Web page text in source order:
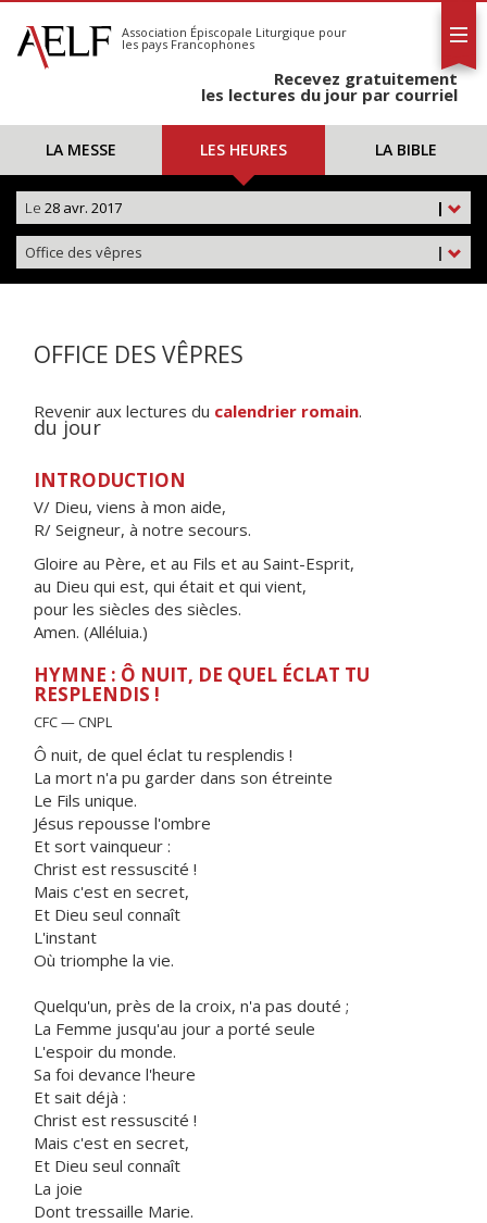
S'abonner
Calendrier
Association Épiscopale Liturgique pour
les pays Francophones
Recevez gratuitement
les lectures du jour par courriel
LA MESSE LES HEURES LA BIBLE
|
Le 28 avr. 2017
|
Office des vêpres
OFFICE DES VÊPRES
Revenir aux lectures du calendrier romain.
du jour
INTRODUCTION
V/ Dieu, viens à mon aide,
R/ Seigneur, à notre secours.
Gloire au Père, et au Fils et au Saint-Esprit,
au Dieu qui est, qui était et qui vient,
pour les siècles des siècles.
Amen. (Alléluia.)
HYMNE : Ô NUIT, DE QUEL ÉCLAT TU
RESPLENDIS !
CFC — CNPL
Ô nuit, de quel éclat tu resplendis !
La mort n'a pu garder dans son étreinte
Le Fils unique.
Jésus repousse l'ombre
Et sort vainqueur :
Christ est ressuscité !
Mais c'est en secret,
Et Dieu seul connaît
L'instant
Où triomphe la vie.
Quelqu'un, près de la croix, n'a pas douté ;
La Femme jusqu'au jour a porté seule
L'espoir du monde.
Sa foi devance l'heure
Et sait déjà :
Christ est ressuscité !
Mais c'est en secret,
Et Dieu seul connaît
La joie
Dont tressaille Marie.